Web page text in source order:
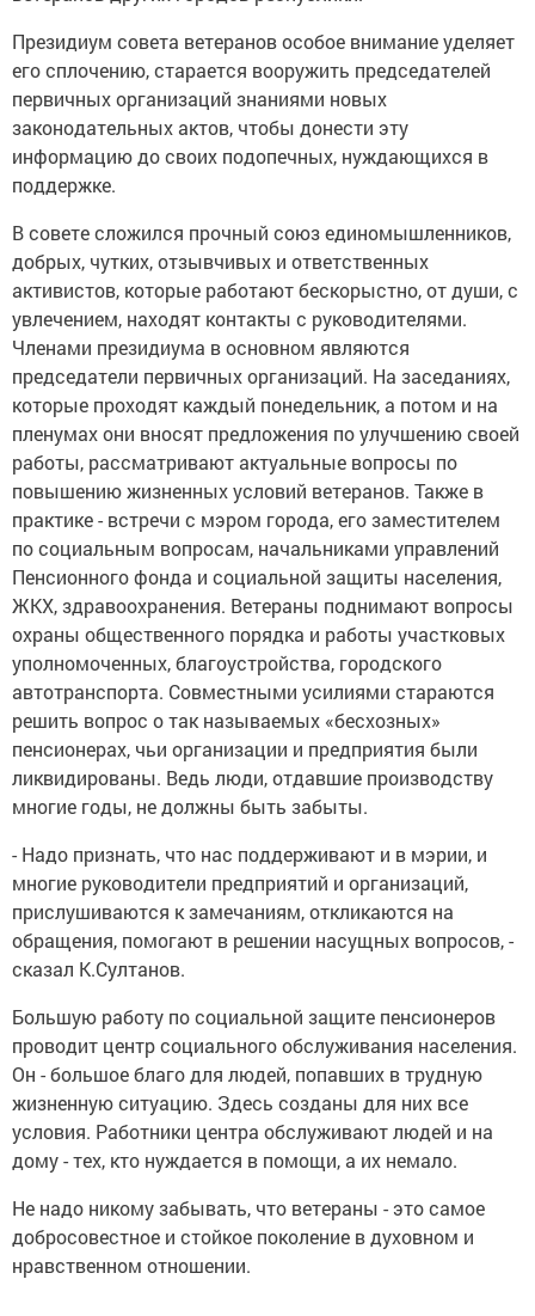
Президиум совета ветеранов особое внимание уделяет
его сплочению, старается вооружить председателей
первичных организаций знаниями новых
законодательных актов, чтобы донести эту
информацию до своих подопечных, нуждающихся в
поддержке.
В совете сложился прочный союз единомышленников,
добрых, чутких, отзывчивых и ответственных
активистов, которые работают бескорыстно, от души, с
увлечением, находят контакты с руководителями.
Членами президиума в основном являются
председатели первичных организаций. На заседаниях,
которые проходят каждый понедельник, а потом и на
пленумах они вносят предложения по улучшению своей
работы, рассматривают актуальные вопросы по
повышению жизненных условий ветеранов. Также в
практике - встречи с мэром города, его заместителем
по социальным вопросам, начальниками управлений
Пенсионного фонда и социальной защиты населения,
ЖКХ, здравоохранения. Ветераны поднимают вопросы
охраны общественного порядка и работы участковых
уполномоченных, благоустройства, городского
автотранспорта. Совместными усилиями стараются
решить вопрос о так называемых «бесхозных»
пенсионерах, чьи организации и предприятия были
ликвидированы. Ведь люди, отдавшие производству
многие годы, не должны быть забыты.
- Надо признать, что нас поддерживают и в мэрии, и
многие руководители предприятий и организаций,
прислушиваются к замечаниям, откликаются на
обращения, помогают в решении насущных вопросов, -
сказал К.Султанов.
Большую работу по социальной защите пенсионеров
проводит центр социального обслуживания населения.
Он - большое благо для людей, попавших в трудную
жизненную ситуацию. Здесь созданы для них все
условия. Работники центра обслуживают людей и на
дому - тех, кто нуждается в помощи, а их немало.
Не надо никому забывать, что ветераны - это самое
добросовестное и стойкое поколение в духовном и
нравственном отношении.